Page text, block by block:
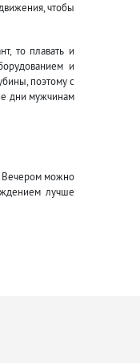
чтобы
то плавать и
и
поэтому с
дни мужчинам
Вечером можно
лучше